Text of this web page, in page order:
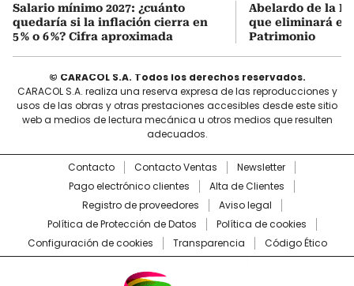
Salario mínimo 2027: ¿cuánto
quedaría si la inflación cierra en
5 % o 6 %? Cifra aproximada
Abelardo de la
que eliminará el
Patrimonio
© CARACOL S.A. Todos los derechos reservados.
CARACOL S.A. realiza una reserva expresa de las reproducciones y
usos de las obras y otras prestaciones accesibles desde este sitio
web a medios de lectura mecánica u otros medios que resulten
adecuados.
Contacto Contacto Ventas
Newsletter
Pago electrónico clientes
Alta de Clientes
Registro de proveedores
Aviso legal
Política de Protección de Datos
Política de cookies
Configuración de cookies
Transparencia Código Ético